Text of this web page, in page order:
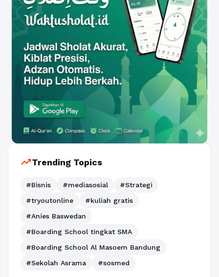
trending_upTrending Topics
#Bisnis #mediasosial
#Strategi
#tryoutonline
#kuliah gratis
#Anies Baswedan
#Boarding School tingkat SMA
#Boarding School Al Masoem Bandung
#Sekolah Asrama
#sosmed